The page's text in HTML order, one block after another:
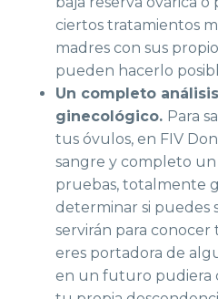
ciertos tratamientos
madres con sus
pueden hacerlo
Un completo
ginecológico. Para
tus óvulos, en FIV
sangre y completo
pruebas, totalmente
determinar si puedes
servirán para conocer
eres portadora de
en un futuro pudiera